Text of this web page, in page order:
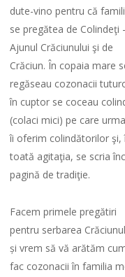
dute-vino pentru că
se pregătea de Colindeţi
Ajunul Crăciunului şi de
Crăciun. În copaia mare
regăseau cozonacii
în cuptor se coceau
(colaci mici) pe care
îi oferim colindătorilor şi,
toată agitaţia, se scria
pagină de tradiţie.
Facem primele pregătiri
pentru serbarea
și vrem să vă arătăm
fac cozonacii în familia